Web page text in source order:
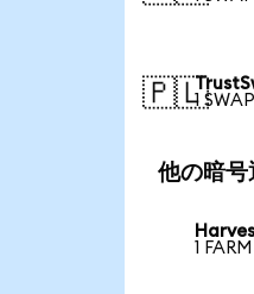
🇵🇱
1
他の暗号
1